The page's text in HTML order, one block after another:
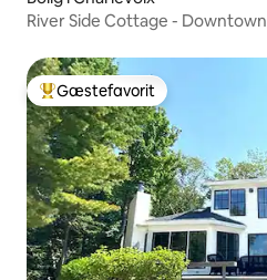
River Side Cottage - Downtown
Bedste gæstefavorit
Gæstefavorit